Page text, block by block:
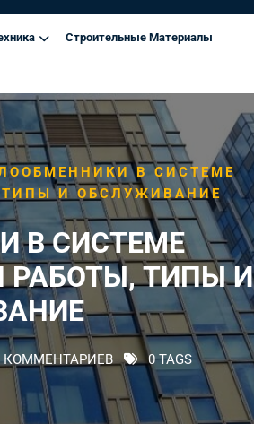
Строительные Материалы
В СИСТЕМЕ
И ОБСЛУЖИВАНИЕ
В СИСТЕМЕ
РАБОТЫ, ТИПЫ И
0 TAGS